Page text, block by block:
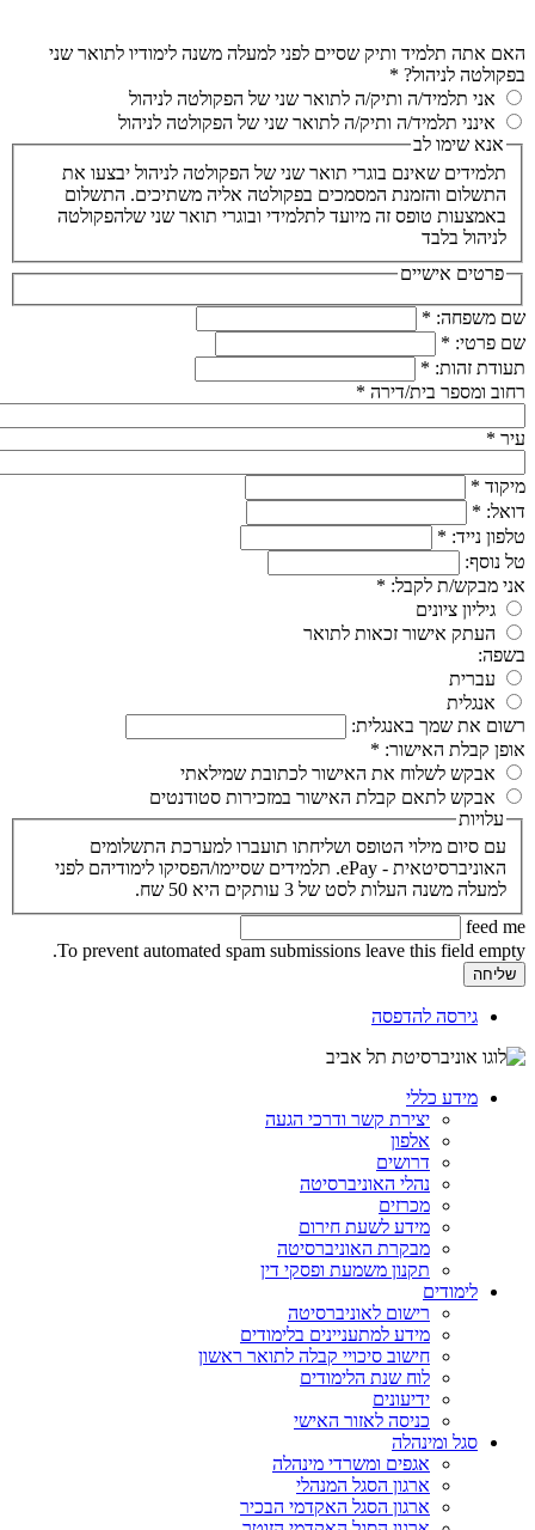
האם אתה תלמיד ותיק שסיים לפני למעלה משנה לימודיו לתואר שני
בפקולטה לניהול? *
אני תלמיד/ה ותיק/ה לתואר שני של הפקולטה לניהול
אינני תלמיד/ה ותיק/ה לתואר שני של הפקולטה לניהול
אנא שימו לב
תלמידים שאינם בוגרי תואר שני של הפקולטה לניהול יבצעו את
התשלום והזמנת המסמכים בפקולטה אליה משתיכים. התשלום
באמצעות טופס זה מיועד לתלמידי ובוגרי תואר שני שלהפקולטה
לניהול בלבד
פרטים אישיים
שם משפחה: *
שם פרטי: *
תעודת זהות: *
רחוב ומספר בית/דירה *
עיר *
מיקוד *
דואל: *
טלפון נייד: *
טל נוסף:
אני מבקש/ת לקבל: *
גיליון ציונים
העתק אישור זכאות לתואר
בשפה:
עברית
אנגלית
רשום את שמך באנגלית:
אופן קבלת האישור: *
אבקש לשלוח את האישור לכתובת שמילאתי
אבקש לתאם קבלת האישור במזכירות סטודנטים
עלויות
עם סיום מילוי הטופס ושליחתו תועברו למערכת התשלומים
האוניברסיטאית - ePay. תלמידים שסיימו/הפסיקו לימודיהם לפני
למעלה משנה העלות לסט של 3 עותקים היא 50 שח.
feed me
To prevent automated spam submissions leave this field empty.
גירסה להדפסה
מידע כללי
יצירת קשר ודרכי הגעה
אלפון
דרושים
נהלי האוניברסיטה
מכרזים
מידע לשעת חירום
מבקרת האוניברסיטה
תקנון משמעת ופסקי דין
לימודים
רישום לאוניברסיטה
מידע למתעניינים בלימודים
חישוב סיכויי קבלה לתואר ראשון
לוח שנת הלימודים
ידיעונים
כניסה לאזור האישי
סגל ומינהלה
אגפים ומשרדי מינהלה
ארגון הסגל המנהלי
ארגון הסגל האקדמי הבכיר